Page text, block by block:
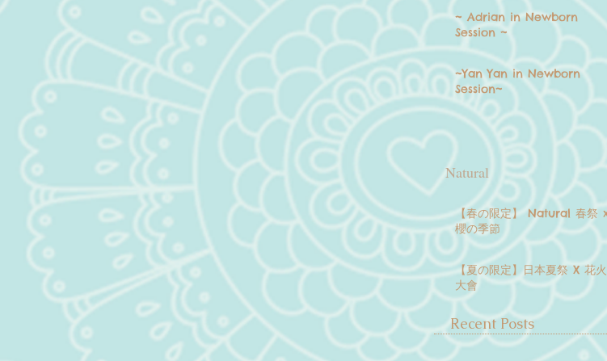
~ Adrian in Newborn
Session ~
~Yan Yan in Newborn
Session~
Natural
【春の限定】 Natural 春祭
櫻の季節
【夏の限定】日本夏祭 X 花火
大會
Recent Posts